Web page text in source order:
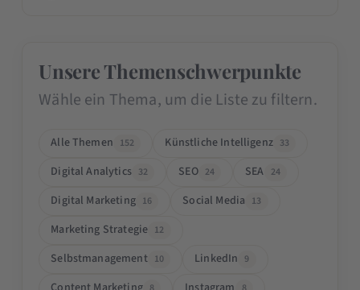
Unsere Themenschwerpunkte
Wähle ein Thema, um die Liste zu filtern.
Alle Themen 152 Künstliche Intelligenz 33
Digital Analytics 32 SEO 24 SEA 24
Digital Marketing 16 Social Media 13
Marketing Strategie 12
Selbstmanagement 10 LinkedIn 9